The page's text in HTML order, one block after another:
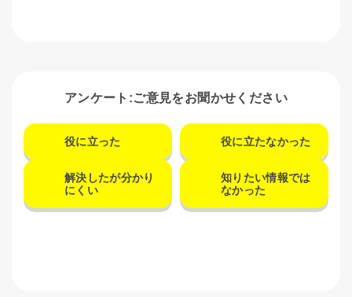
アンケート:ご意見をお聞かせください
役に立った 役に立たなかった
解決したが分かり
にくい
知りたい情報では
なかった